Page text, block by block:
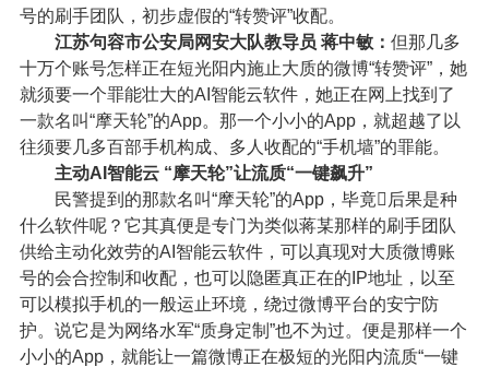
号的刷手团队，初步虚假的“转赞评”收配。
江苏句容市公安局网安大队教导员 蒋中敏： 但那几多
十万个账号怎样正在短光阳内施止大质的微博“转赞评”，她
就须要一个罪能壮大的AI智能云软件，她正在网上找到了
一款名叫“摩天轮”的App。那一个小小的App，就超越了以
往须要几多百部手机构成、多人收配的“手机墙”的罪能。
主动AI智能云 “摩天轮”让流质“一键飙升”
民警提到的那款名叫“摩天轮”的App，毕竟后果是种
什么软件呢？它其真便是专门为类似蒋某那样的刷手团队
供给主动化效劳的AI智能云软件，可以真现对大质微博账
号的会合控制和收配，也可以隐匿真正在的IP地址，以至
可以模拟手机的一般运止环境，绕过微博平台的安宁防
护。说它是为网络水军“质身定制”也不为过。便是那样一个
小小的App，就能让一篇微博正在极短的光阳内流质“一键